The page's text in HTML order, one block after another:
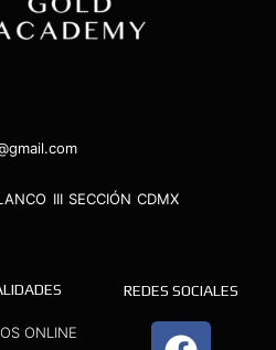
III SECCIÓN CDMX
ONLINE
REDES SOCIALES
F
I
Y